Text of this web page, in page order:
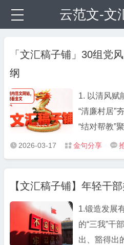
云范文-文
「文汇稿子铺」30组党
纲
1. 以清风赋
“清廉村居”
“结对帮教”
“移风易俗”
多措并举织密
管拧紧行为“廉洁开
好监督“组合招式” 3. 织密“
提升干部监督质效 紧盯“关
出政治监督。 把握“重点环节”，
 2026-03-17  金句分享 
【文汇稿子铺】年轻干
1.锻造发展
的“三我”干
出、豁得出的“